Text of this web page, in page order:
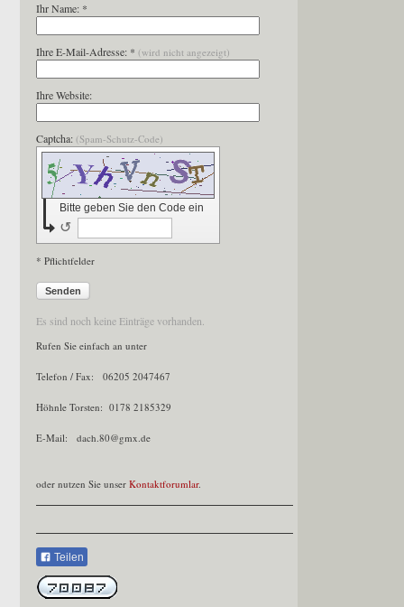
Ihr Name: *
Ihre E-Mail-Adresse: * (wird nicht angezeigt)
Ihre Website:
Captcha: (Spam-Schutz-Code)
Bitte geben Sie den Code ein
↺
* Pflichtfelder
Senden
Es sind noch keine Einträge vorhanden.
Rufen Sie einfach an unter
Telefon / Fax: 06205 2047467
Höhnle Torsten: 0178 2185329
E-Mail: dach.80@gmx.de
oder nutzen Sie unser Kontaktforumlar.
Teilen